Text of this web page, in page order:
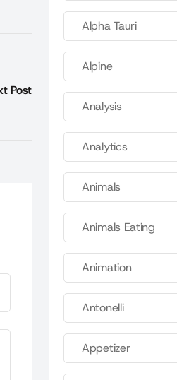
Post
Alpha Tauri
Alpine
Analysis
Analytics
Animals
Animals Eating
Animation
Antonelli
Appetizer